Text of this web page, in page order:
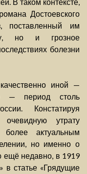
В таком контексте,
Достоевского
поставленный им
но и грозное
болезни
иной —
— период столь
Констатируя
утрату
более актуальным
но именно о
ещё недавно, в 1919
в статье «Грядущие